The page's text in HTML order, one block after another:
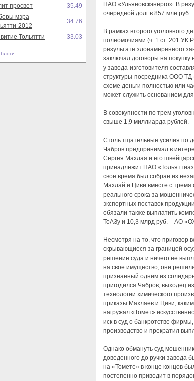
просвет
35.49
мэра
2012
34.76
Тольятти 33.03
ПАО «Ульяновскэнерго». В
очередной долг в 857 млн руб.
В рамках второго уголовного
полномочиями (ч. 1 ст. 201 УК
результате злонамеренного
заключал договоры на
у завода-изготовителя
структуры-посредника ООО
схеме деньги полностью или
может служить основанием
В совокупности по трем
свыше 1,9 миллиарда рублей.
Столь тщательные усилия по
Чабров предпринимал в
Сергея Махлая и его
принадлежит ПАО
свое время был собран из
Махлай и Циви вместе с
реального срока за
экспортных поставок
обязали также выплатить
ТоАЗу и 10,3 млрд руб. – АО
Несмотря на то, что приговор
скрывающиеся за границей
решение суда и ничего не
на свое имущество, они
признанный одним из
пригодился Чабров, выходец
технологии химического
приказы Махлаев и Циви,
нагружал «Томет»
иск в суд о банкротстве
производство и прекратил
Однако обмануть суд
доведенного до ручки завода
на «Томете» в конце концов
постепенно приводит в